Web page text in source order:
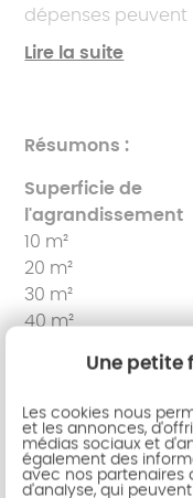
dépenses peuvent
100 000 €. Ces
L'obtention de
la maison, ainsi
designers
répondent
Lire la suite
Résumons :
Superficie de
l'agrandissement
10 m²
20 m²
30 m²
40 m²
Une petite
Les cookies nous
et les annonces,
médias sociaux et
également des
avec nos partenaires
d'analyse, qui